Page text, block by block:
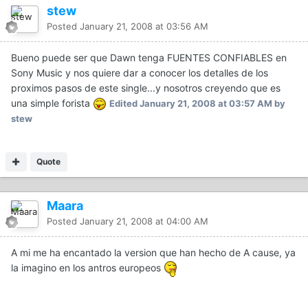
stew
Posted January 21, 2008 at 03:56 AM
Bueno puede ser que Dawn tenga FUENTES CONFIABLES en
Sony Music y nos quiere dar a conocer los detalles de los
proximos pasos de este single...y nosotros creyendo que es
una simple forista
EditedJanuary 21, 2008 at 03:57 AM by
stew
Quote
Maara
Posted January 21, 2008 at 04:00 AM
A mi me ha encantado la version que han hecho de A cause, ya
la imagino en los antros europeos